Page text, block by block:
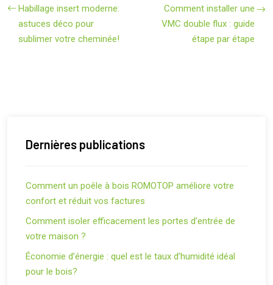
Habillage insert moderne:
astuces déco pour
sublimer votre cheminée!
Comment installer une
VMC double flux : guide
étape par étape
Dernières publications
Comment un poêle à bois ROMOTOP améliore votre
confort et réduit vos factures
Comment isoler efficacement les portes d’entrée de
votre maison ?
Économie d’énergie : quel est le taux d’humidité idéal
pour le bois?